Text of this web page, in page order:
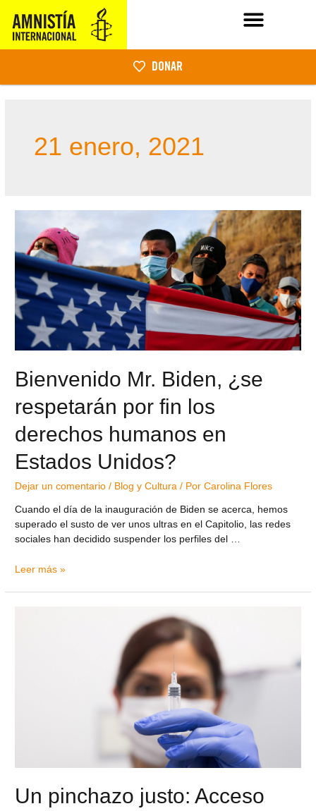
DONAR
21 enero, 2021
Bienvenido Mr. Biden, ¿se
respetarán por fin los
derechos humanos en
Estados Unidos?
Dejar un comentario / Blog y Cultura / PorCarolina Flores
Cuando el día de la inauguración de Biden se acerca, hemos
superado el susto de ver unos ultras en el Capitolio, las redes
sociales han decidido suspender los perfiles del …
Leer más »
Un pinchazo justo: Acceso